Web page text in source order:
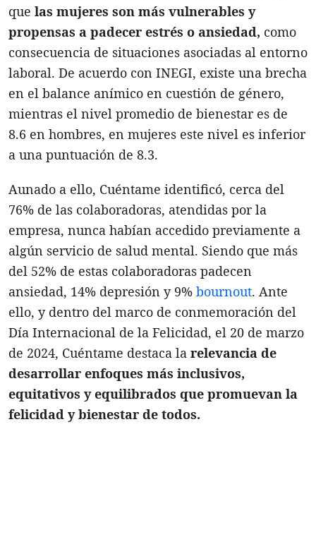
que las mujeres son más vulnerables y
propensas a padecer estrés o ansiedad, como
consecuencia de situaciones asociadas al entorno
laboral. De acuerdo con INEGI, existe una brecha
en el balance anímico en cuestión de género,
mientras el nivel promedio de bienestar es de
8.6 en hombres, en mujeres este nivel es inferior
a una puntuación de 8.3.
Aunado a ello, Cuéntame identificó, cerca del
76% de las colaboradoras, atendidas por la
empresa, nunca habían accedido previamente a
algún servicio de salud mental. Siendo que más
del 52% de estas colaboradoras padecen
ansiedad, 14% depresión y 9% bournout. Ante
ello, y dentro del marco de conmemoración del
Día Internacional de la Felicidad, el 20 de marzo
de 2024, Cuéntame destaca la relevancia de
desarrollar enfoques más inclusivos,
equitativos y equilibrados que promuevan la
felicidad y bienestar de todos.